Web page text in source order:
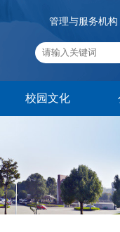
管理与服务机构
校园文化